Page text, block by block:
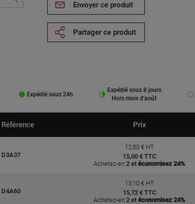
Envoyer ce produit
Partager ce produit
Expédié sous 24h
Expédié sous 8 jours
Hors mois d'août
Référence Prix
D3A37
12,50 € HT
15,00 € TTC
Achetez-en 2 et économisez 24%
D4A60
13,10 € HT
15,72 € TTC
Achetez-en 2 et économisez 24%